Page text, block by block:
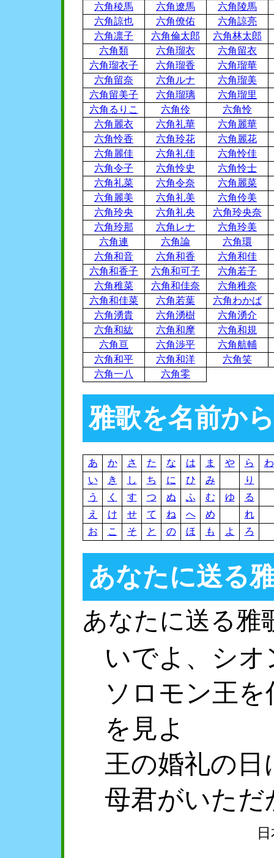
六角稜馬
六角遼馬
六角陵馬
六角諒也
六角僚佑
六角諒亮
六角凛子
六角倫太郎
六角林太郎
六角類
六角瑠衣
六角留衣
六角瑠衣子
六角瑠香
六角瑠華
六角留奈
六角ルナ
六角瑠美
六角留美子
六角瑠璃
六角瑠里
六角るりこ
六角伶
六角怜
六角麗衣
六角礼華
六角麗華
六角怜香
六角玲花
六角麗花
六角麗佳
六角礼佳
六角怜佳
六角令子
六角怜史
六角怜士
六角礼菜
六角令奈
六角麗菜
六角麗美
六角礼美
六角伶美
六角玲央
六角礼央
六角玲央奈
六角玲那
六角レナ
六角玲美
六角連
六角論
六角環
六角和音
六角和香
六角和佳
六角和香子
六角和可子
六角若子
六角稚菜
六角和佳奈
六角稚奈
六角和佳菜
六角若葉
六角わかば
六角湧貴
六角湧樹
六角湧介
六角和紘
六角和摩
六角和規
六角亘
六角渉平
六角航輔
六角和平
六角和洋
六角笑
六角一八
六角零
雅歌を名前か
あ か さ た な は ま や ら
わ
い
き し ち に ひ み
り
う
く す つ ぬ ふ む ゆ
る
え
け せ て ね へ め
れ
お
こ そ と の ほ も よ ろ
あなたに送る
あなたに送る雅
いでよ、シ
ソロモン王
を見よ
王の婚礼の
母君がいただ